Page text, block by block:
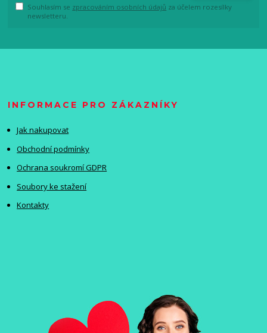
Souhlasím se zpracováním osobních údajů za účelem rozesílky
newsletteru.
INFORMACE PRO ZÁKAZNÍKY
Jak nakupovat
Obchodní podmínky
Ochrana soukromí GDPR
Soubory ke stažení
Kontakty